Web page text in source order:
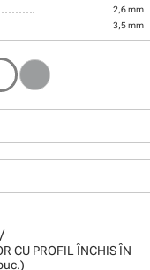
2,6 mm
3,5 mm
CU PROFIL ÎNCHIS ÎN